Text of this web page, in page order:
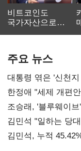
비트코인도
국가자산으로…'
주요 뉴스
대통령 엮은 '신천
한정애 "세제 개편
조승래, '블루웨이
통감"
김민석 "일하는 당
김민석, 누적